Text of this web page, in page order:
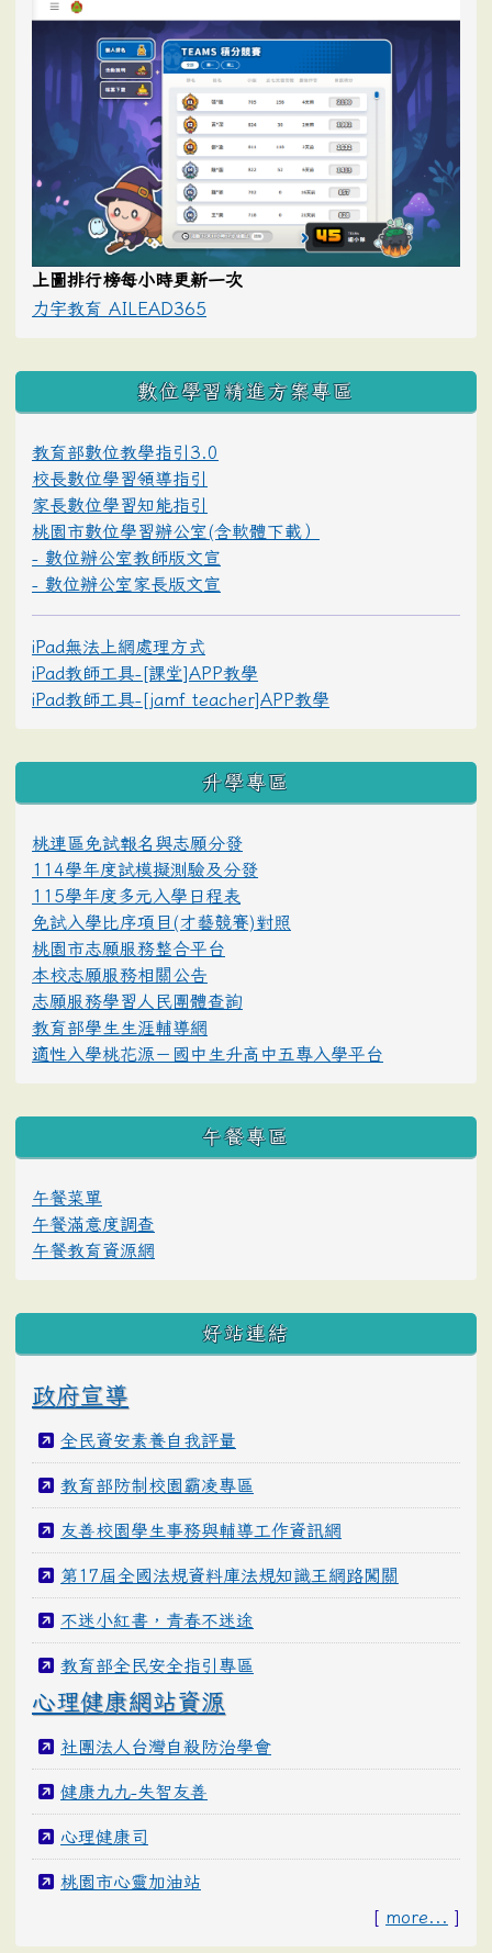
上圖排行榜每小時更新一次
力宇教育 AILEAD365
數位學習精進方案專區
教育部數位教學指引3.0
校長數位學習領導指引
家長數位學習知能指引
桃園市數位學習辦公室(含軟體下載）
- 數位辦公室教師版文宣
- 數位辦公室家長版文宣
iPad無法上網處理方式
iPad教師工具-[課堂]APP教學
iPad教師工具-[jamf teacher]APP教學
升學專區
桃連區免試報名與志願分發
114學年度試模擬測驗及分發
115學年度多元入學日程表
免試入學比序項目(才藝競賽)對照
桃園市志願服務整合平台
本校志願服務相關公告
志願服務學習人民團體查詢
教育部學生生涯輔導網
適性入學桃花源－國中生升高中五專入學平台
午餐專區
午餐菜單
午餐滿意度調查
午餐教育資源網
好站連結
政府宣導
全民資安素養自我評量
教育部防制校園霸凌專區
友善校園學生事務與輔導工作資訊網
第17屆全國法規資料庫法規知識王網路闖關
不迷小紅書，青春不迷途
教育部全民安全指引專區
心理健康網站資源
社團法人台灣自殺防治學會
健康九九-失智友善
心理健康司
桃園市心靈加油站
[ more... ]